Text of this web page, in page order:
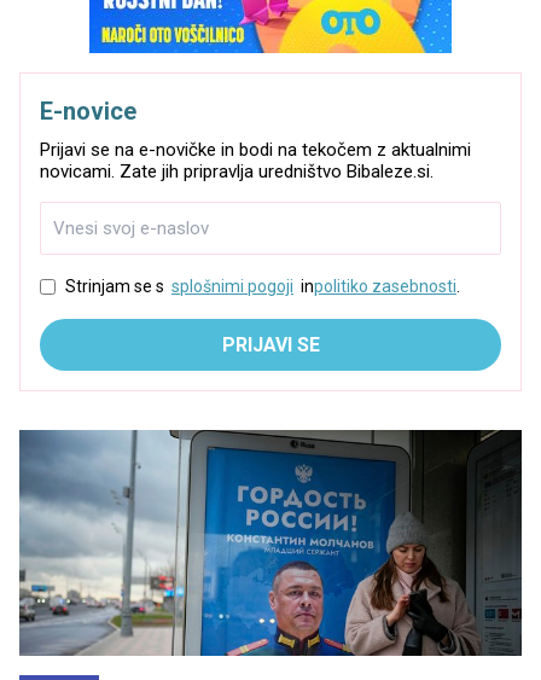
E-novice
Prijavi se na e-novičke in bodi na tekočem z aktualnimi
novicami. Zate jih pripravlja uredništvo Bibaleze.si.
Strinjam se s splošnimi pogoji inpolitiko zasebnosti
PRIJAVI SE